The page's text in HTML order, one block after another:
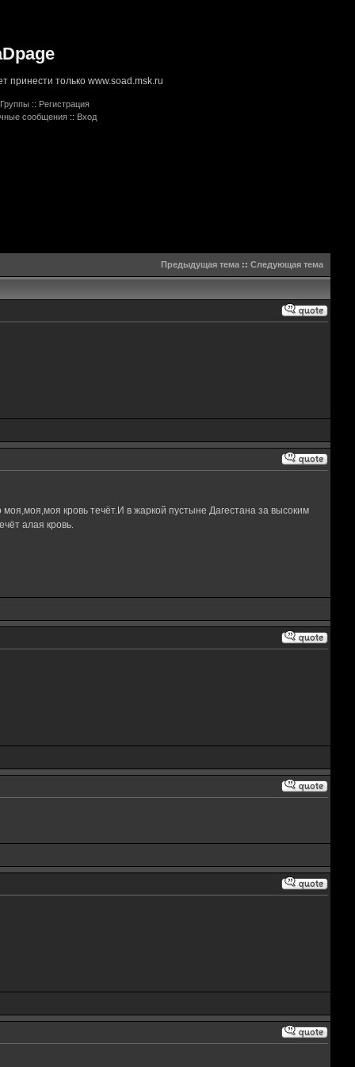
принести только www.soad.msk.ru
Группы :: Регистрация
сообщения :: Вход
Предыдущая тема:: Следующая тема
кровь течёт.И в жаркой пустыне Дагестана за высоким
алая кровь.